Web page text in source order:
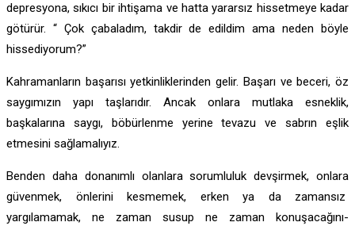
depresyona, sıkıcı bir ihtişama ve hatta yararsız hissetmeye kadar
götürür. “ Çok çabaladım, takdir de edildim ama neden böyle
hissediyorum?”
Kahramanların başarısı yetkinliklerinden gelir. Başarı ve beceri, öz
saygımızın yapı taşlarıdır. Ancak onlara mutlaka esneklik,
başkalarına saygı, böbürlenme yerine tevazu ve sabrın eşlik
etmesini sağlamalıyız.
Benden daha donanımlı olanlara sorumluluk devşirmek, onlara
güvenmek, önlerini kesmemek, erken ya da zamansız
yargılamamak, ne zaman susup ne zaman konuşacağını-